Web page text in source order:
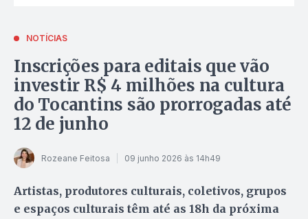
NOTÍCIAS
Inscrições para editais que vão
investir R$ 4 milhões na cultura
do Tocantins são prorrogadas até
12 de junho
Rozeane Feitosa 09 junho 2026 às 14h49
Artistas, produtores culturais, coletivos, grupos
e espaços culturais têm até as 18h da próxima